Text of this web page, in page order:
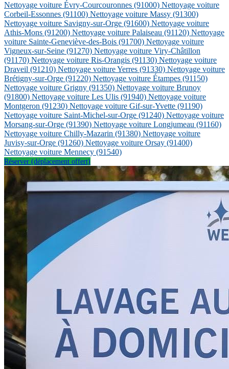
Nettoyage voiture Évry-Courcouronnes (91000) Nettoyage voiture
Corbeil-Essonnes (91100) Nettoyage voiture Massy (91300)
Nettoyage voiture Savigny-sur-Orge (91600) Nettoyage voiture
Athis-Mons (91200) Nettoyage voiture Palaiseau (91120) Nettoyage
voiture Sainte-Geneviève-des-Bois (91700) Nettoyage voiture
Vigneux-sur-Seine (91270) Nettoyage voiture Viry-Châtillon
(91170) Nettoyage voiture Ris-Orangis (91130) Nettoyage voiture
Draveil (91210) Nettoyage voiture Yerres (91330) Nettoyage voiture
Brétigny-sur-Orge (91220) Nettoyage voiture Étampes (91150)
Nettoyage voiture Grigny (91350) Nettoyage voiture Brunoy
(91800) Nettoyage voiture Les Ulis (91940) Nettoyage voiture
Montgeron (91230) Nettoyage voiture Gif-sur-Yvette (91190)
Nettoyage voiture Saint-Michel-sur-Orge (91240) Nettoyage voiture
Morsang-sur-Orge (91390) Nettoyage voiture Longjumeau (91160)
Nettoyage voiture Chilly-Mazarin (91380) Nettoyage voiture
Juvisy-sur-Orge (91260) Nettoyage voiture Orsay (91400)
Nettoyage voiture Mennecy (91540)
Réserver (déplacement offert)